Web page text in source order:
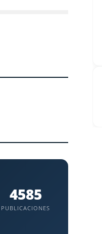
4585
PUBLICACIONES